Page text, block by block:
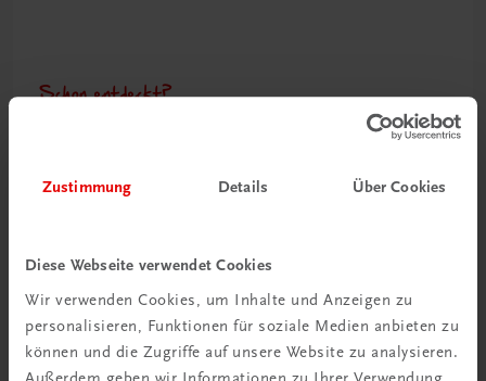
Zustimmung Details Über Cookies
Diese Webseite verwendet Cookies
Wir verwenden Cookies, um Inhalte und Anzeigen zu
personalisieren, Funktionen für soziale Medien anbieten zu
können und die Zugriffe auf unsere Website zu analysieren.
Schon entdeckt?
Mehr dazu